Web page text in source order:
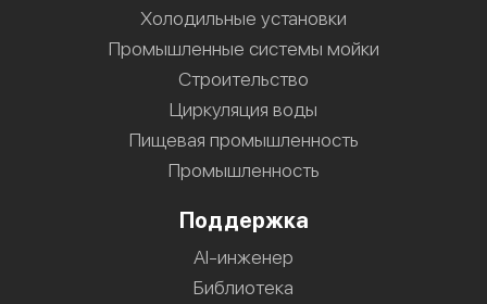
Холодильные установки
Промышленные системы мойки
Строительство
Циркуляция воды
Пищевая промышленность
Промышленность
Поддержка
AI-инженер
Библиотека